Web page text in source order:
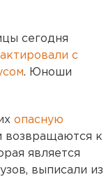
сегодня
с
. Юноши
опасную
возвращаются к
является
выписали из